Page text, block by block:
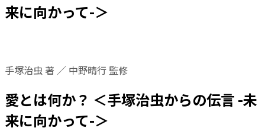
来に向かって-＞
手塚治虫 著 ／ 中野晴行 監修
愛とは何か？ ＜手塚治虫からの伝言 -未
来に向かって-＞